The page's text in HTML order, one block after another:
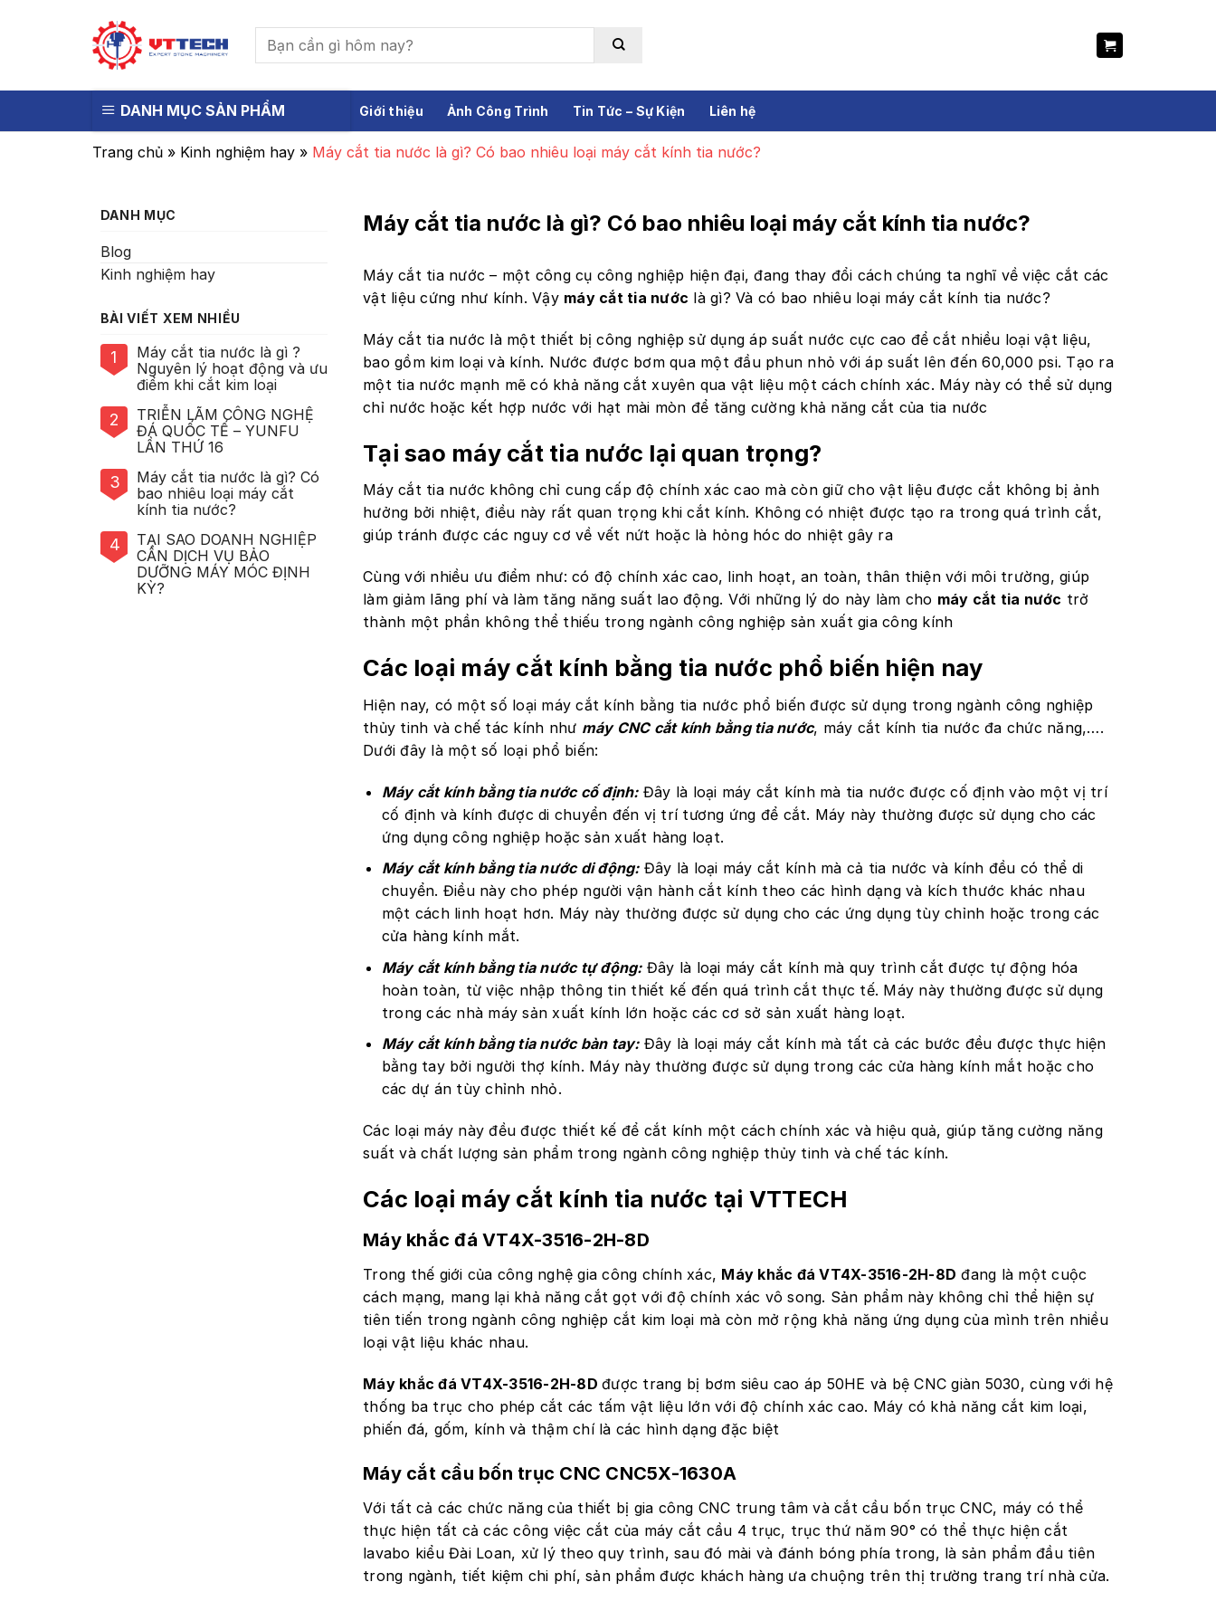
kiếm:
DANH MỤC SẢN PHẨM Giới thiệu Ảnh Công Trình Tin Tức – Sự Kiện Liên hệ
Trang chủ » Kinh nghiệm hay » Máy cắt tia nước là gì? Có bao nhiêu loại máy cắt kính tia nước?
DANH MỤC
Blog
Kinh nghiệm hay
BÀI VIẾT XEM NHIỀU
1
Máy cắt tia nước là gì ?
Nguyên lý hoạt động và ưu
điểm khi cắt kim loại
2
TRIỄN LÃM CÔNG NGHỆ
ĐÁ QUỐC TẾ – YUNFU
LẦN THỨ 16
3
Máy cắt tia nước là gì? Có
bao nhiêu loại máy cắt
kính tia nước?
4
TẠI SAO DOANH NGHIỆP
CẦN DỊCH VỤ BẢO
DƯỠNG MÁY MÓC ĐỊNH
KỲ?
Máy cắt tia nước là gì? Có bao nhiêu loại máy cắt kính tia nước?
Máy cắt tia nước – một công cụ công nghiệp hiện đại, đang thay đổi cách chúng ta nghĩ về việc cắt các
vật liệu cứng như kính. Vậy máy cắt tia nước là gì? Và có bao nhiêu loại máy cắt kính tia nước?
Máy cắt tia nước là một thiết bị công nghiệp sử dụng áp suất nước cực cao để cắt nhiều loại vật liệu,
bao gồm kim loại và kính. Nước được bơm qua một đầu phun nhỏ với áp suất lên đến 60,000 psi. Tạo ra
một tia nước mạnh mẽ có khả năng cắt xuyên qua vật liệu một cách chính xác. Máy này có thể sử dụng
chỉ nước hoặc kết hợp nước với hạt mài mòn để tăng cường khả năng cắt của tia nước
Tại sao máy cắt tia nước lại quan trọng?
Máy cắt tia nước không chỉ cung cấp độ chính xác cao mà còn giữ cho vật liệu được cắt không bị ảnh
hưởng bởi nhiệt, điều này rất quan trọng khi cắt kính. Không có nhiệt được tạo ra trong quá trình cắt,
giúp tránh được các nguy cơ về vết nứt hoặc là hỏng hóc do nhiệt gây ra
Cùng với nhiều ưu điểm như: có độ chính xác cao, linh hoạt, an toàn, thân thiện với môi trường, giúp
làm giảm lãng phí và làm tăng năng suất lao động. Với những lý do này làm cho máy cắt tia nước trở
thành một phần không thể thiếu trong ngành công nghiệp sản xuất gia công kính
Các loại máy cắt kính bằng tia nước phổ biến hiện nay
Hiện nay, có một số loại máy cắt kính bằng tia nước phổ biến được sử dụng trong ngành công nghiệp
thủy tinh và chế tác kính như máy CNC cắt kính bằng tia nước, máy cắt kính tia nước đa chức năng,….
Dưới đây là một số loại phổ biến:
Máy cắt kính bằng tia nước cố định:Đây là loại máy cắt kính mà tia nước được cố định vào một vị trí
cố định và kính được di chuyển đến vị trí tương ứng để cắt. Máy này thường được sử dụng cho các
ứng dụng công nghiệp hoặc sản xuất hàng loạt.
Máy cắt kính bằng tia nước di động: Đây là loại máy cắt kính mà cả tia nước và kính đều có thể di
chuyển. Điều này cho phép người vận hành cắt kính theo các hình dạng và kích thước khác nhau
một cách linh hoạt hơn. Máy này thường được sử dụng cho các ứng dụng tùy chỉnh hoặc trong các
cửa hàng kính mắt.
Máy cắt kính bằng tia nước tự động:Đây là loại máy cắt kính mà quy trình cắt được tự động hóa
hoàn toàn, từ việc nhập thông tin thiết kế đến quá trình cắt thực tế. Máy này thường được sử dụng
trong các nhà máy sản xuất kính lớn hoặc các cơ sở sản xuất hàng loạt.
Máy cắt kính bằng tia nước bàn tay:Đây là loại máy cắt kính mà tất cả các bước đều được thực hiện
bằng tay bởi người thợ kính. Máy này thường được sử dụng trong các cửa hàng kính mắt hoặc cho
các dự án tùy chỉnh nhỏ.
Các loại máy này đều được thiết kế để cắt kính một cách chính xác và hiệu quả, giúp tăng cường năng
suất và chất lượng sản phẩm trong ngành công nghiệp thủy tinh và chế tác kính.
Các loại máy cắt kính tia nước tại VTTECH
Máy khắc đá VT4X-3516-2H-8D
Trong thế giới của công nghệ gia công chính xác, Máy khắc đá VT4X-3516-2H-8D đang là một cuộc
cách mạng, mang lại khả năng cắt gọt với độ chính xác vô song. Sản phẩm này không chỉ thể hiện sự
tiên tiến trong ngành công nghiệp cắt kim loại mà còn mở rộng khả năng ứng dụng của mình trên nhiều
loại vật liệu khác nhau.
Máy khắc đá VT4X-3516-2H-8Dđược trang bị bơm siêu cao áp 50HE và bệ CNC giàn 5030, cùng với hệ
thống ba trục cho phép cắt các tấm vật liệu lớn với độ chính xác cao. Máy có khả năng cắt kim loại,
phiến đá, gốm, kính và thậm chí là các hình dạng đặc biệt
Máy cắt cầu bốn trục CNC CNC5X-1630A
Với tất cả các chức năng của thiết bị gia công CNC trung tâm và cắt cầu bốn trục CNC, máy có thể
thực hiện tất cả các công việc cắt của máy cắt cầu 4 trục, trục thứ năm 90° có thể thực hiện cắt
lavabo kiểu Đài Loan, xử lý theo quy trình, sau đó mài và đánh bóng phía trong, là sản phẩm đầu tiên
trong ngành, tiết kiệm chi phí, sản phẩm được khách hàng ưa chuộng trên thị trường trang trí nhà cửa.